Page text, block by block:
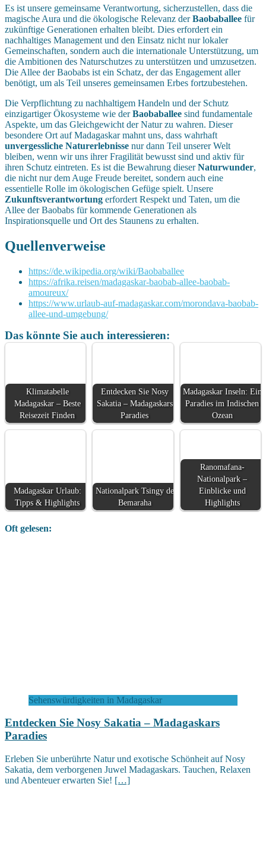
Es ist unsere gemeinsame Verantwortung, sicherzustellen, dass die
magische Aura und die ökologische Relevanz derBaobaballee für
zukünftige Generationen erhalten bleibt. Dies erfordert ein
nachhaltiges Management und den Einsatz nicht nur lokaler
Gemeinschaften, sondern auch die internationale Unterstützung, um
die Ambitionen des Naturschutzes zu unterstützen und umzusetzen.
Die Allee der Baobabs ist ein Schatz, der das Engagement aller
benötigt, um als Teil unseres gemeinsamen Erbes fortzubestehen.
Die Verpflichtung zu nachhaltigem Handeln und der Schutz
einzigartiger Ökosysteme wie derBaobaballee sind fundamentale
Aspekte, um das Gleichgewicht der Natur zu wahren. Dieser
besondere Ort auf Madagaskar mahnt uns, dass wahrhaft
unvergessliche Naturerlebnisse nur dann Teil unserer Welt
bleiben, wenn wir uns ihrer Fragilität bewusst sind und aktiv für
ihren Schutz eintreten. Es ist die Bewahrung dieserNaturwunder,
die nicht nur dem Auge Freude bereitet, sondern auch eine
essentielle Rolle im ökologischen Gefüge spielt. Unsere
Zukunftsverantwortung erfordert Respekt und Taten, um die
Allee der Baobabs für kommende Generationen als
Inspirationsquelle und Ort des Staunens zu erhalten.
Quellenverweise
https://de.wikipedia.org/wiki/Baobaballee
https://afrika.reisen/madagaskar-baobab-allee-baobab-
amoureux/
https://www.urlaub-auf-madagaskar.com/morondava-baobab-
allee-und-umgebung/
Das könnte Sie auch interessieren:
Klimatabelle
Madagaskar – Beste
Reisezeit Finden
Entdecken Sie Nosy
Sakatia – Madagaskars
Paradies
Madagaskar Inseln: Ein
Paradies im Indischen
Ozean
Madagaskar Urlaub:
Tipps & Highlights
Nationalpark Tsingy de
Bemaraha
Ranomafana-
Nationalpark –
Einblicke und
Highlights
Oft gelesen:
Sehenswürdigkeiten in Madagaskar
Entdecken Sie Nosy Sakatia – Madagaskars
Paradies
Erleben Sie unberührte Natur und exotische Schönheit auf Nosy
Sakatia, dem verborgenen Juwel Madagaskars. Tauchen, Relaxen
und Abenteuer erwarten Sie! […]